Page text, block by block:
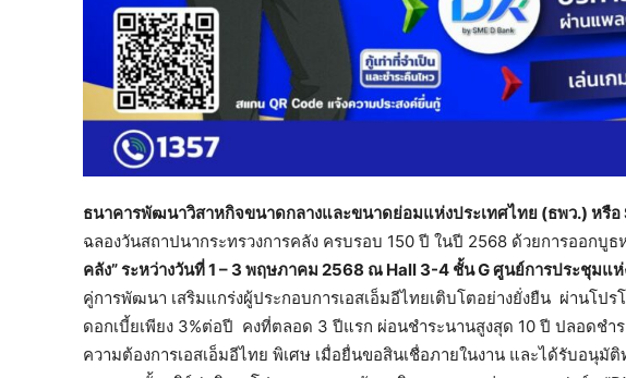
ธนาคารพัฒนาวิสาหกิจขนาดกลางและขนาดย่อมแห่งประเทศไทย (ธพว.) หรือ
ฉลองวันสถาปนากระทรวงการคลัง ครบรอบ 150 ปี ในปี 2568 ด้วยการออกบูธ
คลัง” ระหว่างวันที่ 1 – 3 พฤษภาคม 2568 ณ Hall 3-4 ชั้น G ศูนย์การประชุมแ
คู่การพัฒนา เสริมแกร่งผู้ประกอบการเอสเอ็มอีไทยเติบโตอย่างยั่งยืน ผ่านโป
ดอกเบี้ยเพียง 3%ต่อปี คงที่ตลอด 3 ปีแรก ผ่อนชำระนานสูงสุด 10 ปี ปลอดชำ
ความต้องการเอสเอ็มอีไทย พิเศษ เมื่อยื่นขอสินเชื่อภายในงาน และได้รับอนุมั